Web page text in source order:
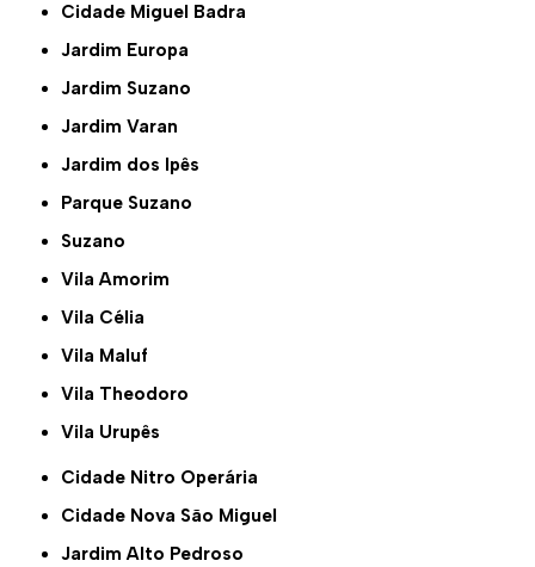
Cidade Miguel Badra
Jardim Europa
Jardim Suzano
Jardim Varan
Jardim dos Ipês
Parque Suzano
Suzano
Vila Amorim
Vila Célia
Vila Maluf
Vila Theodoro
Vila Urupês
Cidade Nitro Operária
Cidade Nova São Miguel
Jardim Alto Pedroso